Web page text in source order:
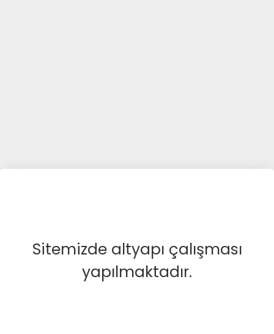
Sitemizde altyapı çalışması
yapılmaktadır.